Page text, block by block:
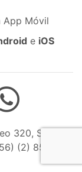
App Móvil
e iOS
320, San
(2) 8598163